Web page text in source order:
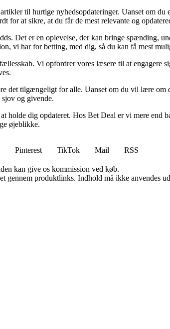
til hurtige nyhedsopdateringer. Uanset om
for at sikre, at du får de mest relevante og
Det er en oplevelse, der kan bringe spænding,
vi har for betting, med dig, så du kan få mest
Vi opfordrer vores læsere til at engagere
det tilgængeligt for alle. Uanset om du vil lære om
sjov og givende.
holde dig opdateret. Hos Bet Deal er vi mere end
øjeblikke.
Pinterest TikTok Mail
RSS
kan give os kommission ved køb.
produktlinks. Indhold må ikke anvendes